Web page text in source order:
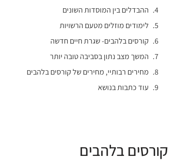
ההבדלים בין המוסדות השונים
לימודים מוזלים מטעם הרשויות
קורסים בלהבים- שגרת חיים חדשה
המשך מצב נתון בסביבה טובה יותר
מחירים רבותיי, מחירים של קורסים בלהבים
עוד כתבות בנושא
קורסים בלהבים